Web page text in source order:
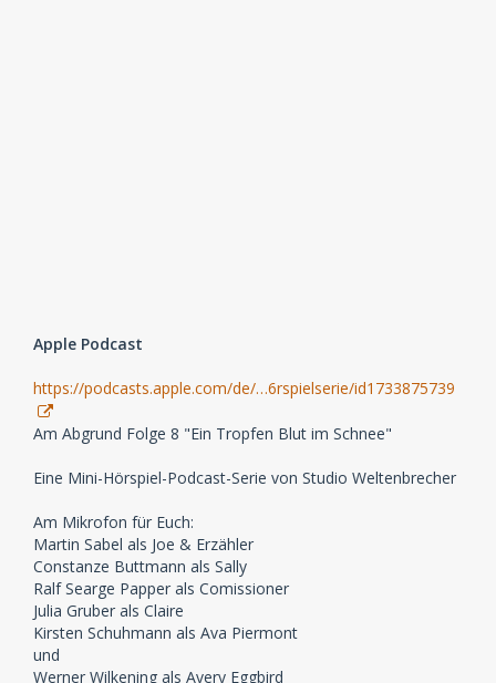
Apple Podcast
https://podcasts.apple.com/de/…6rspielserie/id1733875739
Am Abgrund Folge 8 "Ein Tropfen Blut im Schnee"
Eine Mini-Hörspiel-Podcast-Serie von Studio Weltenbrecher
Am Mikrofon für Euch:
Martin Sabel als Joe & Erzähler
Constanze Buttmann als Sally
Ralf Searge Papper als Comissioner
Julia Gruber als Claire
Kirsten Schuhmann als Ava Piermont
und
Werner Wilkening als Avery Eggbird